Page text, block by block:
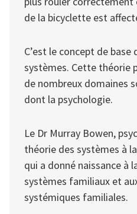
de la bicyclette est
C’est le concept de
systèmes. Cette théorie
de nombreux domaines
dont la psychologie.
Le Dr Murray Bowen,
théorie des systèmes à
qui a donné naissance à
systèmes familiaux et
systémiques familiales.